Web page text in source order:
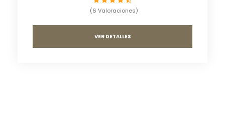
(6 Valoraciones)
VER DETALLES